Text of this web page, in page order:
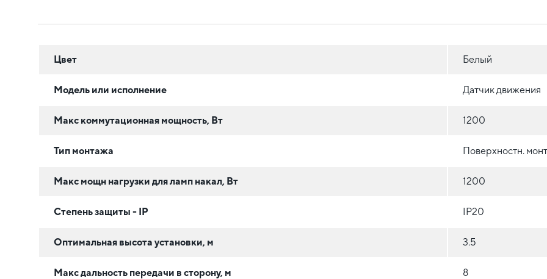
Цвет Белый
Модель или исполнение Датчик движения
Макс коммутационная мощность, Вт 1200
Тип монтажа Поверхностн.
Макс мощн нагрузки для ламп накал, Вт 1200
Степень защиты - IP IP20
Оптимальная высота установки, м 3.5
Макс дальность передачи в сторону, м 8